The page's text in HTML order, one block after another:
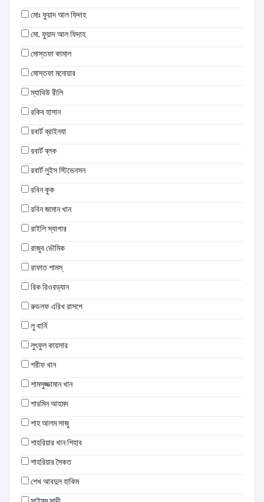
মোঃ ফুয়াদ আল ফিদাহ
মো. ফুয়াদ আল ফিদাহ
মোস্তফা কামাল
মোস্তফা মনোয়ার
ম্যাথিউ রীলি
রকিব হাসান
রবার্ট ব্রাইনযা
রবার্ট ব্লক
রবার্ট লুইস স্টিভেনসন
রবিন কুক
রবিন জামান খান
রাইলি স্যাগার
রাজুব ভৌমিক
রাফাত শামস্
রিক রিওরড্যান
রুডলফ এরিখ রাসপে
লু বার্নি
লুৎফুল কায়সার
শরীফ খান
শামসুজ্জামান খান
শারমিন আহমদ
শাহ আলম সাজু
শাহরিয়ার খান শিহাব
শাহরিয়ার সৈকত
শেখ আবদুল হাকিম